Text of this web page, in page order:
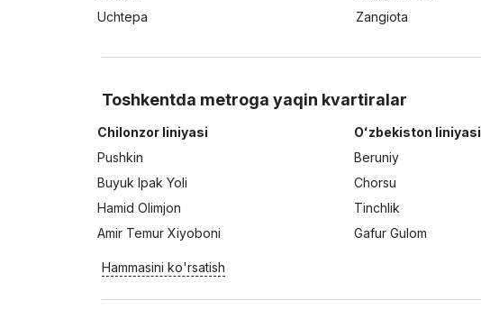
Uchtepa
Zangiota
Toshkentda metroga yaqin kvartiralar
Chilonzor liniyasi
Pushkin
Buyuk Ipak Yoli
Hamid Olimjon
Amir Temur Xiyoboni
Oʻzbekiston liniyasi
Beruniy
Chorsu
Tinchlik
Gafur Gulom
Hammasini ko'rsatish